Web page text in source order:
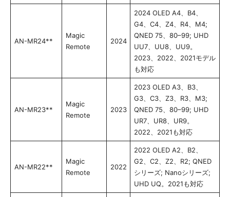
AN-MR24**
Magic
Remote
2024
2024 OLED A4、B4、
G4、C4、Z4、R4、M4;
QNED 75、80–99; UHD
UU7、UU8、UU9。
2023、2022、2021モデル
も対応
AN-MR23**
Magic
Remote
2023
2023 OLED A3、B3、
G3、C3、Z3、R3、M3;
QNED 75、80–99; UHD
UR7、UR8、UR9。
2022、2021も対応
AN-MR22**
Magic
Remote
2022
2022 OLED A2、B2、
G2、C2、Z2、R2; QNED
シリーズ; Nanoシリーズ;
UHD UQ。2021も対応